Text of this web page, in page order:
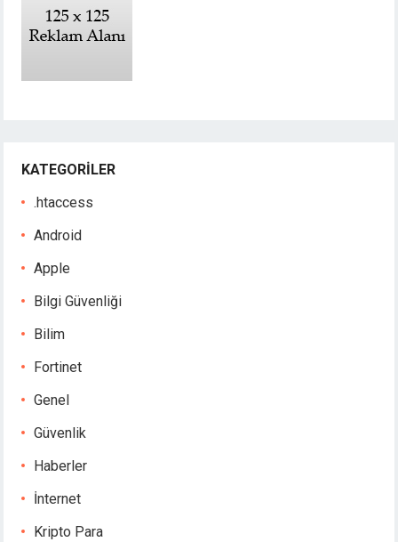
KATEGORILER
.htaccess
Android
Apple
Bilgi Güvenliği
Bilim
Fortinet
Genel
Güvenlik
Haberler
İnternet
Kripto Para